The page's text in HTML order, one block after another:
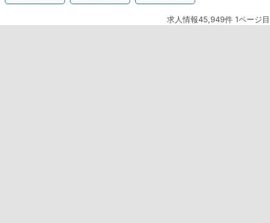
求人情報45,949件 1ページ目